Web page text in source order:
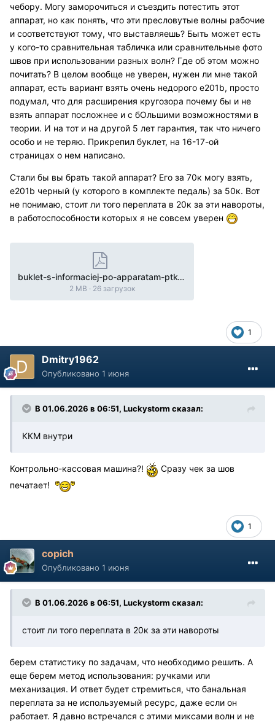
чебору. Могу заморочиться и съездить потестить этот
аппарат, но как понять, что эти пресловутые волны рабочие
и соответствуют тому, что выставляешь? Быть может есть
у кого-то сравнительная табличка или сравнительные фото
швов при использовании разных волн? Где об этом можно
почитать? В целом вообще не уверен, нужен ли мне такой
аппарат, есть вариант взять очень недорого е201b, просто
подумал, что для расширения кругозора почему бы и не
взять аппарат посложнее и с бОльшими возможностями в
теории. И на тот и на другой 5 лет гарантия, так что ничего
особо и не теряю. Прикрепил буклет, на 16-17-ой
страницах о нем написано.
Стали бы вы брать такой аппарат? Его за 70к могу взять,
е201b черный (у которого в комплекте педаль) за 50к. Вот
не понимаю, стоит ли того переплата в 20к за эти навороты,
в работоспособности которых я не совсем уверен
buklet-s-informaciej-po-apparatam-ptk-hanker.pdf
2 MB · 26 загрузок
1
Dmitry1962
Опубликовано 1 июня
В 01.06.2026 в 06:51, Luckystorm сказал:
ККМ внутри
Контрольно-кассовая машина?!
Сразу чек за шов
печатает!
1
copich
Опубликовано 1 июня
В 01.06.2026 в 06:51, Luckystorm сказал:
стоит ли того переплата в 20к за эти навороты
берем статистику по задачам, что необходимо решить. А
еще берем метод использования: ручками или
механизация. И ответ будет стремиться, что банальная
переплата за не используемый ресурс, даже если он
работает. Я давно встречался с этими миксами волн и не